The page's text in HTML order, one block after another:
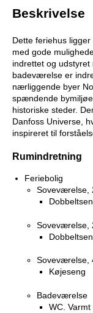
Beskrivelse
Dette feriehus
med gode
indrettet og
badeværelse er
nærliggende byer
spændende
historiske steder.
Danfoss Universe,
inspireret til
Rumindretning
Feriebolig
Soveværelse,
Soveværelse,
Soveværelse,
Køjeseng
Badeværelse
WC.